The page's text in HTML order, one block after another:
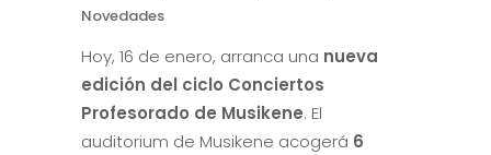
Novedades
Hoy, 16 de enero, arranca una nueva
edición del ciclo Conciertos
Profesorado de Musikene. El
auditorium de Musikene acogerá 6